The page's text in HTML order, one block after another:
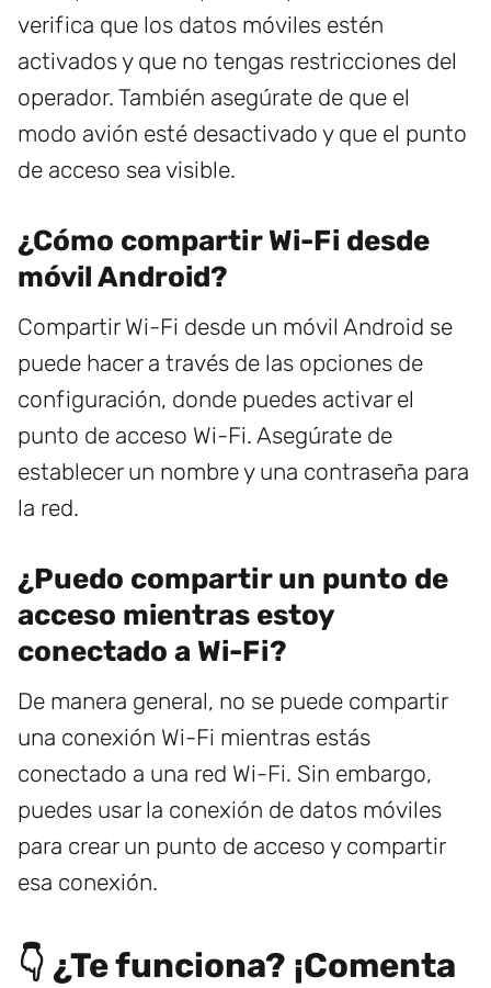
verifica que los datos móviles estén
activados y que no tengas restricciones del
operador. También asegúrate de que el
modo avión esté desactivado y que el punto
de acceso sea visible.
¿Cómo compartir Wi-Fi desde
móvil Android?
Compartir Wi-Fi desde un móvil Android se
puede hacer a través de las opciones de
configuración, donde puedes activar el
punto de acceso Wi-Fi. Asegúrate de
establecer un nombre y una contraseña para
la red.
¿Puedo compartir un punto de
acceso mientras estoy
conectado a Wi-Fi?
De manera general, no se puede compartir
una conexión Wi-Fi mientras estás
conectado a una red Wi-Fi. Sin embargo,
puedes usar la conexión de datos móviles
para crear un punto de acceso y compartir
esa conexión.
👇 ¿Te funciona? ¡Comenta